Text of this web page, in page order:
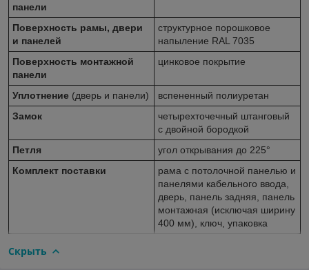
панели
Поверхность рамы, двери
и панелей
структурное порошковое
напыление RAL 7035
Поверхность монтажной
панели
цинковое покрытие
Уплотнение (дверь и панели)
вспененный полиуретан
Замок
четырехточечный штанговый
с двойной бородкой
Петля
угол открывания до 225°
Комплект поставки
рама с потолочной панелью и
панелями кабельного ввода,
дверь, панель задняя, панель
монтажная (исключая ширину
400 мм), ключ, упаковка
Скрыть